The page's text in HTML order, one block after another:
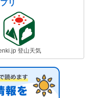
リ
登山天気